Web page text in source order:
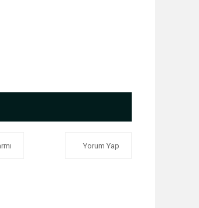
Yorum Yap